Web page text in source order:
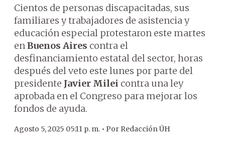
Cientos de personas discapacitadas, sus
familiares y trabajadores de asistencia y
educación especial protestaron este martes
enBuenos Aires contra el
desfinanciamiento estatal del sector, horas
después del veto este lunes por parte del
presidente Javier Milei contra una ley
aprobada en el Congreso para mejorar los
fondos de ayuda.
Agosto 5, 2025 05:11 p. m. • Por Redacción ÚH